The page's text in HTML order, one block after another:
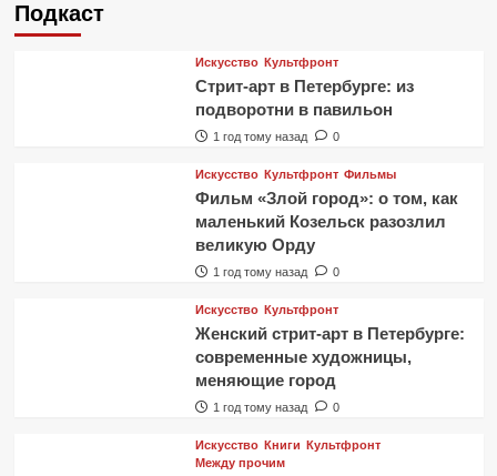
Подкаст
Искусство Культфронт
Стрит-арт в Петербурге: из
подворотни в павильон
1 год тому назад 0
Искусство Культфронт Фильмы
Фильм «Злой город»: о том, как
маленький Козельск разозлил
великую Орду
1 год тому назад 0
Искусство Культфронт
Женский стрит-арт в Петербурге:
современные художницы,
меняющие город
1 год тому назад 0
Искусство Книги
Культфронт
Между прочим